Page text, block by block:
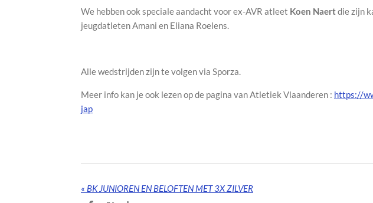
We hebben ook speciale aandacht voor ex-AVR atleet Koen Naertdie zijn
jeugdatleten Amani en Eliana Roelens.
Alle wedstrijden zijn te volgen via Sporza.
Meer info kan je ook lezen op de pagina van Atletiek Vlaanderen : https://
jap
« BK JUNIOREN EN BELOFTEN MET 3X ZILVER